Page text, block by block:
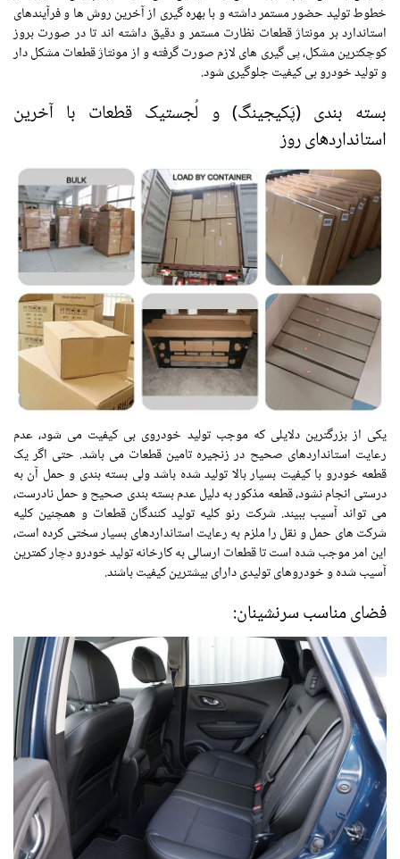
خطوط تولید حضور مستمر داشته و با بهره گیری از آخرین روش ها و فرآیندهای
استاندارد بر مونتاژ قطعات نظارت مستمر و دقیق داشته اند تا در صورت بروز
کوچکترین مشکل، پی گیری های لازم صورت گرفته و از مونتاژ قطعات مشکل دار
و تولید خودرو بی کیفیت جلوگیری شود.
بسته بندی (پَکیجینگ) و لُجستیک قطعات با آخرین
استانداردهای روز
یکی از بزرگترین دلایلی که موجب تولید خودروی بی کیفیت می شود، عدم
رعایت استانداردهای صحیح در زنجیره تامین قطعات می باشد. حتی اگر یک
قطعه خودرو با کیفیت بسیار بالا تولید شده باشد ولی بسته بندی و حمل آن به
درستی انجام نشود، قطعه مذکور به دلیل عدم بسته بندی صحیح و حمل نادرست،
می تواند آسیب ببیند. شرکت رنو کلیه تولید کنندگان قطعات و همچنین کلیه
شرکت های حمل و نقل را ملزم به رعایت استانداردهای بسیار سختی کرده است،
این امر موجب شده است تا قطعات ارسالی به کارخانه تولید خودرو دچار کمترین
آسیب شده و خودروهای تولیدی دارای بیشترین کیفیت باشند.
فضای مناسب سرنشینان: